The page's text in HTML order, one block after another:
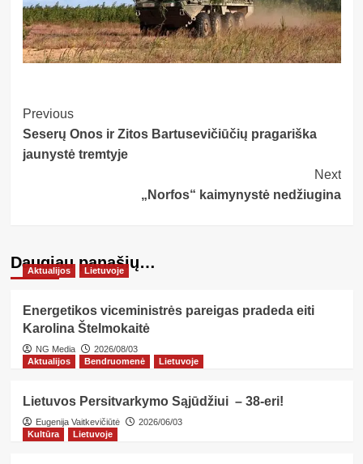
Post
Navigation
Previous
Seserų Onos ir Zitos Bartusevičiūčių pragariška
jaunystė tremtyje
Next
„Norfos“ kaimynystė nedžiugina
Daugiau panašių…
Aktualijos Lietuvoje
Energetikos viceministrės pareigas pradeda eiti
Karolina Štelmokaitė
NG Media
2026/08/03
Aktualijos
Bendruomenė Lietuvoje
Lietuvos Persitvarkymo Sąjūdžiui – 38-eri!
Eugenija Vaitkevičiūtė
2026/06/03
Kultūra
Lietuvoje